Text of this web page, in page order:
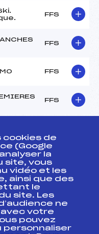
FFS
FFS
FFS
FFS
cookies de
(Google
la
site, vous
vidéo et les
ainsi que des
le
site. Les
ne
votre
pouvez
personnaliser